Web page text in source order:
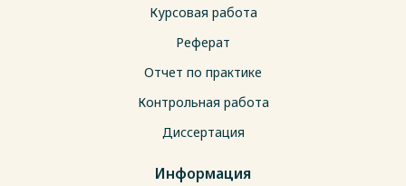
Курсовая работа
Реферат
Отчет по практике
Контрольная работа
Диссертация
Информация